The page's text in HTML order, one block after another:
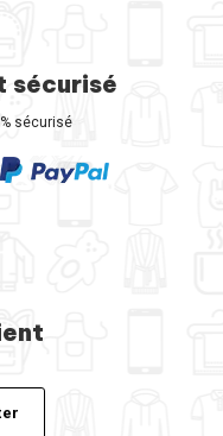
sécurisé
sécurisé